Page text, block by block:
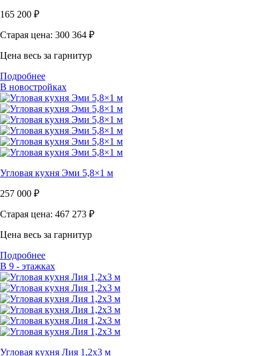
165 200 ₽
Старая цена: 300 364 ₽
Цена весь за гарнитур
Подробнее
В новостройках
Угловая кухня Эми 5,8×1 м
257 000 ₽
Старая цена: 467 273 ₽
Цена весь за гарнитур
Подробнее
В 9 - этажках
Угловая кухня Лия 1,2х3 м